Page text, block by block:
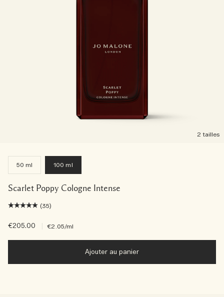
2 tailles
50 ml 100 ml
Scarlet Poppy Cologne Intense
(35)
€205.00 €2.05/ml
Ajouter au panier